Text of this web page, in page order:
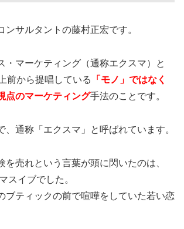
サルタントの藤村正宏です。
・マーケティング（通称エクスマ）と
前から提唱している 「モノ」ではなく
点のマーケティング手法のことです。
、通称「エクスマ」と呼ばれています。
を売れという言葉が頭に閃いたのは、
スイブでした。
ブティックの前で喧嘩をしていた若い恋